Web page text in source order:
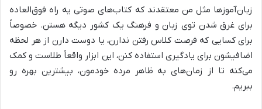
زبان‌آموزها مثل من معتقدند که کتاب‌های صوتی یه راه فوق‌العاده
برای غرق شدن توی زبان و فرهنگ یک کشور دیگه هستن. خصوصاً
برای کسایی که فرصت کلاس رفتن ندارن، یا دوست دارن از هر لحظه
اضافیشون برای یادگیری استفاده کنن، این ابزار واقعاً طلاست و کمک
می‌کنه تا از زمان‌های به ظاهر مرده خودمون، بیشترین بهره رو
ببریم.